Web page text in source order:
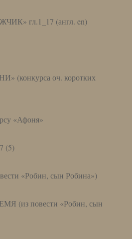
гл.1_17 (англ. en)
(конкурса оч. коротких
«Афоня»
(5)
«Робин, сын Робина»)
(из повести «Робин, сын